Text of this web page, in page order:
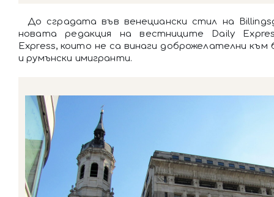
До сградата във венециански стил на
новата редакция на вестниците Daily
Express, които не са винаги доброжелателни към
и румънски имигранти.